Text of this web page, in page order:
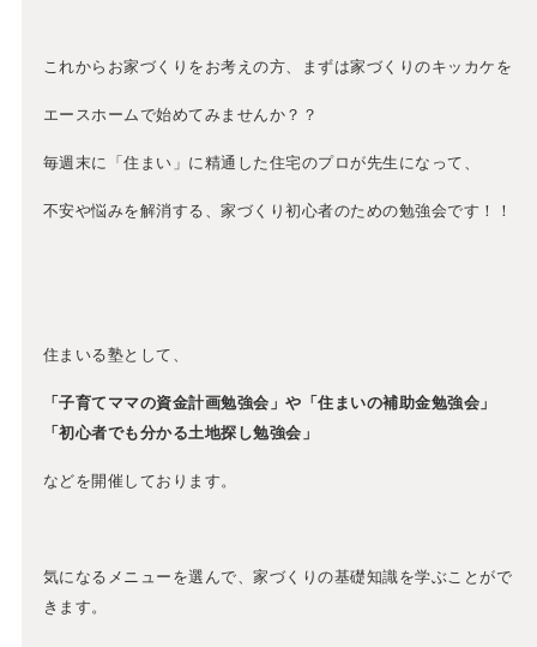
これからお家づくりをお考えの方、まずは家づくりのキッカケを
エースホームで始めてみませんか？？
毎週末に「住まい」に精通した住宅のプロが先生になって、
不安や悩みを解消する、家づくり初心者のための勉強会です！！
住まいる塾として、
「子育てママの資金計画勉強会」や 「住まいの補助金勉強会」
「初心者でも分かる土地探し勉強会」
などを開催しております。
気になるメニューを選んで、家づくりの基礎知識を学ぶことがで
きます。